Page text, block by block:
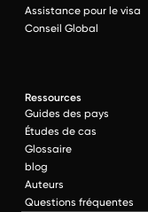
Assistance pour le visa
Conseil Global
Ressources
Guides des pays
Études de cas
Glossaire
blog
Auteurs
Questions fréquentes